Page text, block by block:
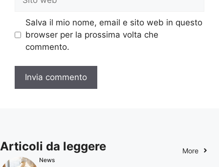
web
Salva il mio nome, email e sito web in questo
browser per la prossima volta che
commento.
Articoli da leggere More
News